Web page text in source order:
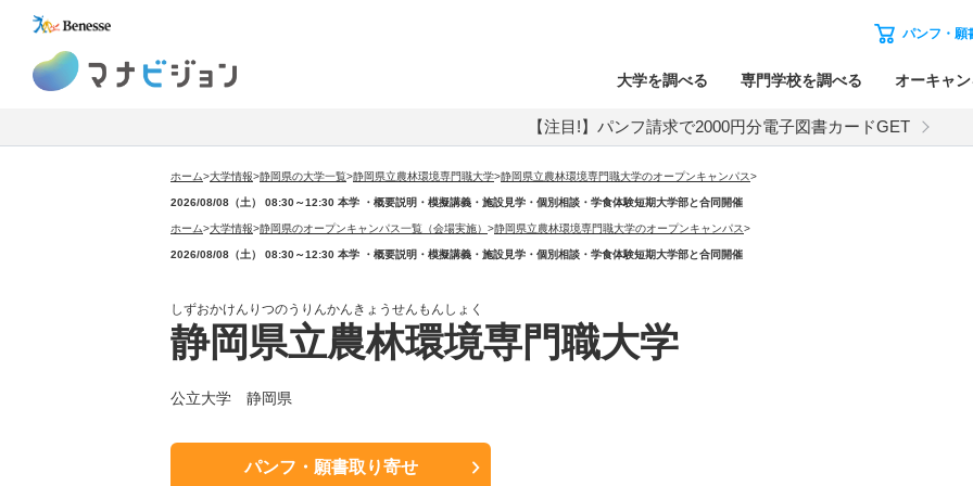
パンフ・願
大学を調べる 専門学校を調べる オーキャ
【注目!】パンフ請求で2000円分電子図書カードGET
ホーム>大学情報>静岡県の大学一覧>静岡県立農林環境専門職大学>静岡県立農林環境専門職大学のオープンキャンパス>
2026/08/08（土） 08:30～12:30 本学 ・概要説明・模擬講義・施設見学・個別相談・学食体験短期大学部と合同開催
ホーム>大学情報>静岡県のオープンキャンパス一覧（会場実施） >静岡県立農林環境専門職大学のオープンキャンパス>
2026/08/08（土） 08:30～12:30 本学 ・概要説明・模擬講義・施設見学・個別相談・学食体験短期大学部と合同開催
しずおかけんりつのうりんかんきょうせんもんしょく
静岡県立農林環境専門職大学
公立大学 静岡県
パンフ・願書取り寄せ